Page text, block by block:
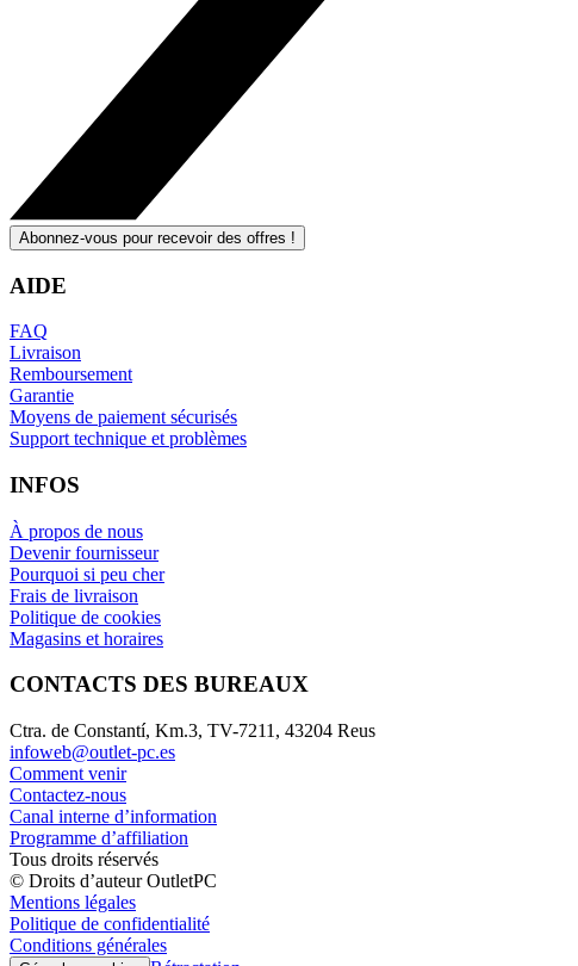
Abonnez-vous pour recevoir des offres !
AIDE
FAQ
Livraison
Remboursement
Garantie
Moyens de paiement sécurisés
Support technique et problèmes
INFOS
À propos de nous
Devenir fournisseur
Pourquoi si peu cher
Frais de livraison
Politique de cookies
Magasins et horaires
CONTACTS DES BUREAUX
Ctra. de Constantí, Km.3, TV-7211, 43204 Reus
infoweb@outlet-pc.es
Comment venir
Contactez-nous
Canal interne d’information
Programme d’affiliation
Tous droits réservés
© Droits d’auteur OutletPC
Mentions légales
Politique de confidentialité
Conditions générales